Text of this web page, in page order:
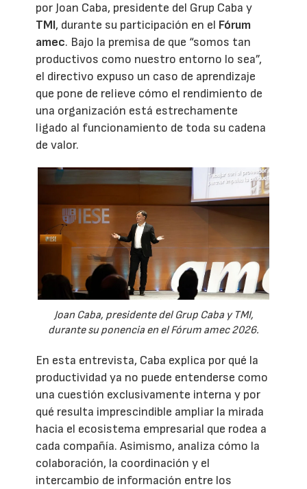
por Joan Caba, presidente del Grup Caba y
TMI, durante su participación en el Fórum
amec. Bajo la premisa de que “somos tan
productivos como nuestro entorno lo sea”,
el directivo expuso un caso de aprendizaje
que pone de relieve cómo el rendimiento de
una organización está estrechamente
ligado al funcionamiento de toda su cadena
de valor.
Joan Caba, presidente del Grup Caba y TMI,
durante su ponencia en el Fórum amec 2026.
En esta entrevista, Caba explica por qué la
productividad ya no puede entenderse como
una cuestión exclusivamente interna y por
qué resulta imprescindible ampliar la mirada
hacia el ecosistema empresarial que rodea a
cada compañía. Asimismo, analiza cómo la
colaboración, la coordinación y el
intercambio de información entre los